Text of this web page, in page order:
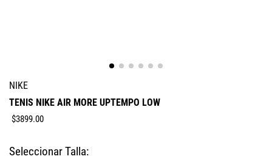
NIKE
TENIS NIKE AIR MORE UPTEMPO LOW
$3899.00